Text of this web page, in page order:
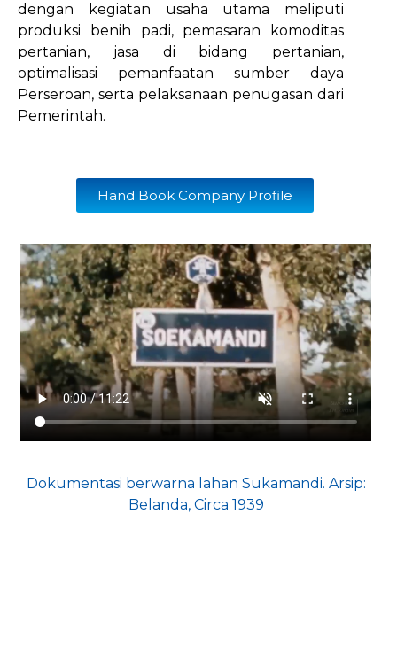
dengan kegiatan usaha utama meliputi
produksi benih padi, pemasaran komoditas
pertanian, jasa di bidang pertanian,
optimalisasi pemanfaatan sumber daya
Perseroan, serta pelaksanaan penugasan dari
Pemerintah.
Hand Book Company Profile
Dokumentasi berwarna lahan Sukamandi. Arsip:
Belanda, Circa 1939